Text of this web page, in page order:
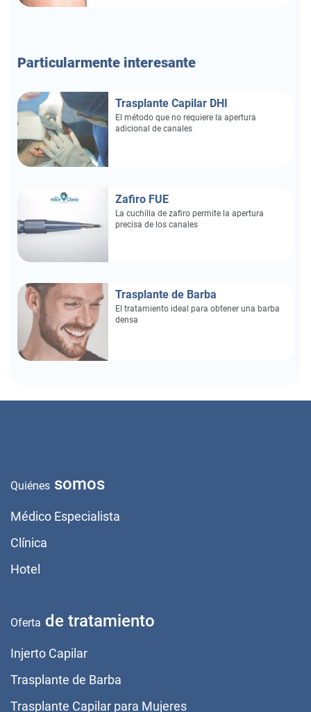
Particularmente interesante
Trasplante Capilar DHI
El método que no requiere la apertura
adicional de canales
Zafiro FUE
La cuchilla de zafiro permite la apertura
precisa de los canales
Trasplante de Barba
El tratamiento ideal para obtener una barba
densa
Quiénes somos
Médico Especialista
Clínica
Hotel
Oferta de tratamiento
Injerto Capilar
Trasplante de Barba
Trasplante Capilar para Mujeres